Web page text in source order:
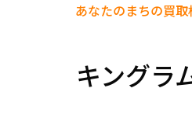
キングラ
あなたのまちの買取